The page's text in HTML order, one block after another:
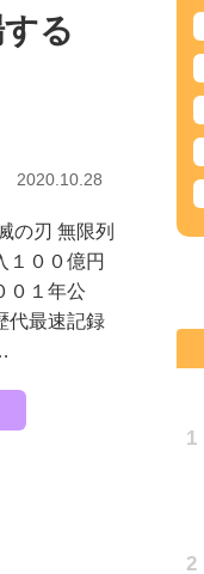
る
2020.10.28
の刃 無限列
１００億円
０１年公
代最速記録